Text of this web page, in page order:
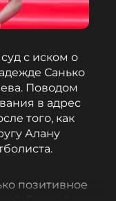
с иском о
Санько
Поводом
в адрес
того, как
Алану
позитивное